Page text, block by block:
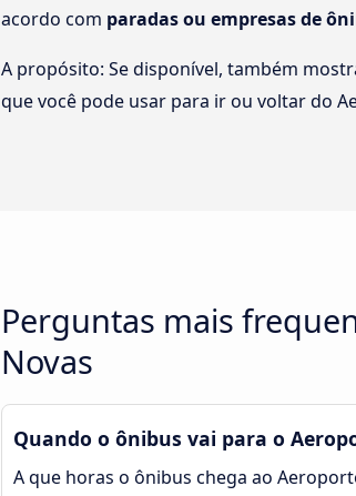
acordo com paradas ou empresas de
A propósito: Se disponível, também
que você pode usar para ir ou voltar do
Perguntas mais
Novas
Quando o ônibus vai para o
A que horas o ônibus chega ao